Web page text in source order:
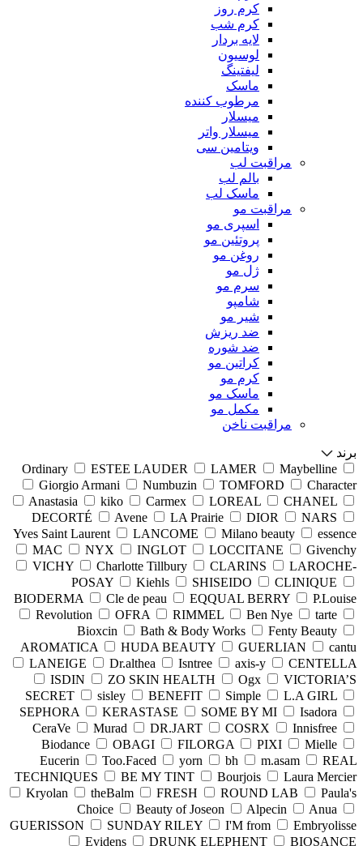
کرم روز
کرم شب
لایه بردار
لوسیون
لیفتینگ
ماسک
مرطوب کننده
میسلار
میسلار واتر
ویتامین سی
مراقبت لب
بالم لب
ماسک لب
مراقبت مو
اسپری مو
پروتئین مو
روغن مو
ژل مو
سرم مو
شامپو
شیر مو
ضد ریزش
ضد شوره
کراتین مو
کرم مو
ماسک مو
مکمل مو
مراقبت ناخن
برند
Ordinary
ESTEE LAUDER LAMER
Maybelline
Giorgio Armani
Numbuzin TOMFORD
Character
Anastasia
kiko Carmex LOREAL
CHANEL
DECORTÉ
Avene LA Prairie DIOR
NARS
Yves Saint Laurent
LANCOME Milano beauty
essence
MAC
NYX INGLOT LOCCITANE
Givenchy
VICHY
Charlotte Tillbury CLARINS
LAROCHE-
POSAY
Kiehls SHISEIDO
CLINIQUE
BIODERMA
Cle de peau EQQUAL BERRY
P.Louise
Revolution
OFRA RIMMEL Ben Nye
tarte
Bioxcin
Bath & Body Works
Fenty Beauty
AROMATICA
HUDA BEAUTY GUERLIAN
cantu
LANEIGE
Dr.althea Isntree axis-y
CENTELLA
ISDIN
ZO SKIN HEALTH Ogx
VICTORIA’S
SECRET
sisley BENEFIT Simple
L.A GIRL
SEPHORA
KERASTASE SOME BY MI
Isadora
CeraVe
Murad DR.JART COSRX
Innisfree
Biodance
OBAGI FILORGA PIXI
Mielle
Eucerin
Too.Faced yorn bh m.asam
REAL
TECHNIQUES
BE MY TINT Bourjois
Laura Mercier
Kryolan
theBalm FRESH ROUND LAB
Paula's
Choice
Beauty of Joseon Alpecin
Anua
GUERISSON
SUNDAY RILEY I'M from
Embryolisse
Evidens
DRUNK ELEPHENT
BIOSANCE